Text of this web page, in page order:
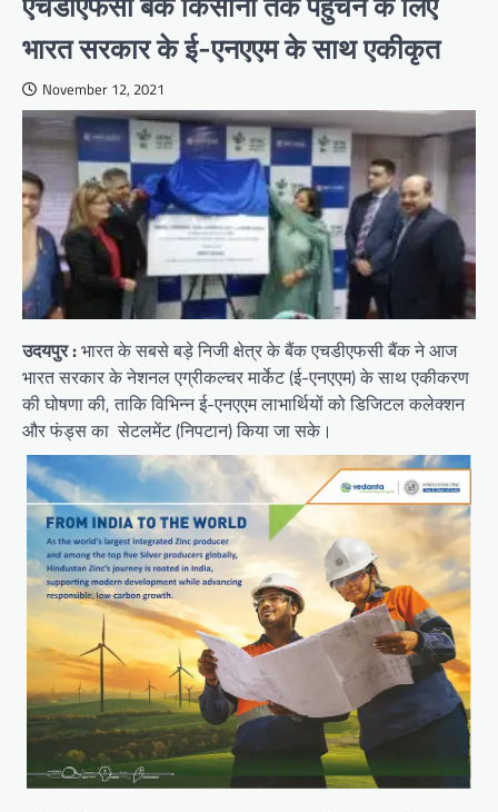
भारत सरकार के ई-एनएएम के साथ एकीकृत
November 12, 2021
उदयपुर :भारत के सबसे बड़े निजी क्षेत्र के बैंक एचडीएफसी बैंक ने आज
भारत सरकार के नेशनल एग्रीकल्चर मार्केट (ई-एनएएम) के साथ एकीकरण
की घोषणा की, ताकि विभिन्न ई-एनएएम लाभार्थियों को डिजिटल कलेक्शन
और फंड्स का सेटलमेंट (निपटान) किया जा सके।